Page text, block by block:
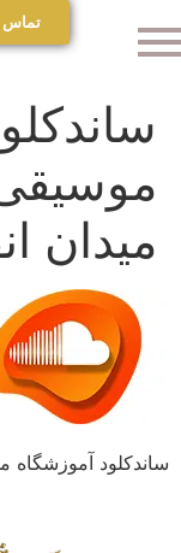
تماس
میدان
ساندکلود آموزشگاه